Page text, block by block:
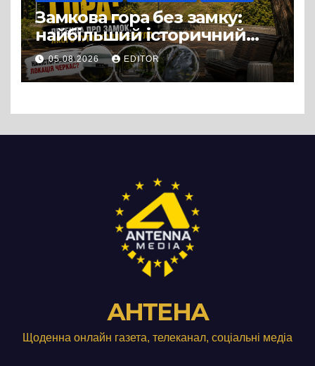
Замкова гора без замку:
найбільший історичний
міф Черкас
05.08.2026 EDITOR
АНТЕНА
Щоденна онлайн газета, телеканал, соціальні медіа